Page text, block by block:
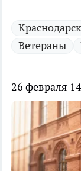
Ветераны
26 февраля